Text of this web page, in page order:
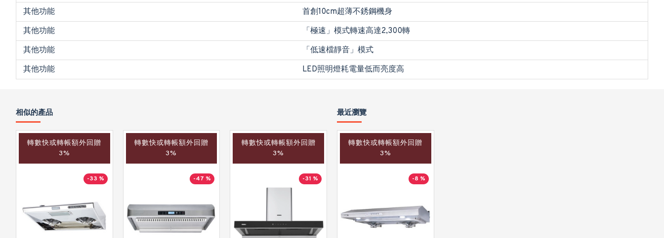
其他功能
首創10cm超薄不銹鋼機身
其他功能
「極速」模式轉速高達2,300轉
其他功能
「低速檔靜音」模式
其他功能
LED照明燈耗電量低而亮度高
相似的產品
轉數快或轉帳額外回贈
3%
-33 %
轉數快或轉帳額外回贈
3%
-47 %
轉數快或轉帳額外回贈
3%
-31 %
最近瀏覽
轉數快或轉帳額外回贈
3%
-8 %